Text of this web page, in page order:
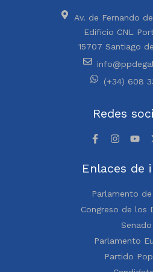
Av. de Fernando
Edificio CNL
15707 Santiago
(+34) 608
Redes
Enlaces de
Parlamento de
Congreso de los
Senado
Parlamento
Partido